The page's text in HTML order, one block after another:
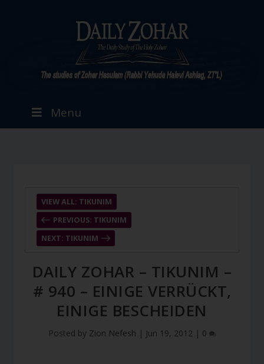
Menu
PREVIOUS: TIKUNIM
VIEW ALL: TIKUNIM
NEXT: TIKUNIM
DAILY ZOHAR – TIKUNIM –
# 940 – EINIGE VERRÜCKT,
EINIGE BESCHEIDEN
Posted by Zion Nefesh | Jun 19, 2012 | 0